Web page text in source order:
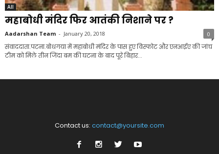
All
महाबोधी मंदिर फिर आतंकी निशाने पर ?
Aadarshan Team - January 20, 2018 0
संवाददाता.पटना.बोधगया में महाबोधी मंदिर के पास हुए विस्फोट और एनआईए की जांच
टीम को मिले तीन जिंदा बम की घटना के बाद पूरे बिहार...
Contact us: contact@yoursite.com